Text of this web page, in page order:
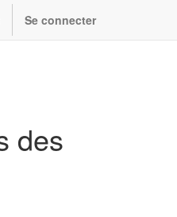
Se connecter
des